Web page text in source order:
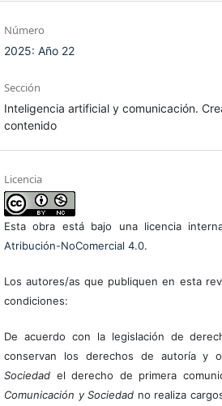
Número
2025: Año 22
Sección
Inteligencia artificial y comunicación.
contenido
Licencia
Esta obra está bajo una licencia
Atribución-NoComercial 4.0.
Los autores/as que publiquen en esta
condiciones:
De acuerdo con la legislación de
conservan los derechos de autoría y
Sociedadel derecho de primera
Comunicación y Sociedad no realiza